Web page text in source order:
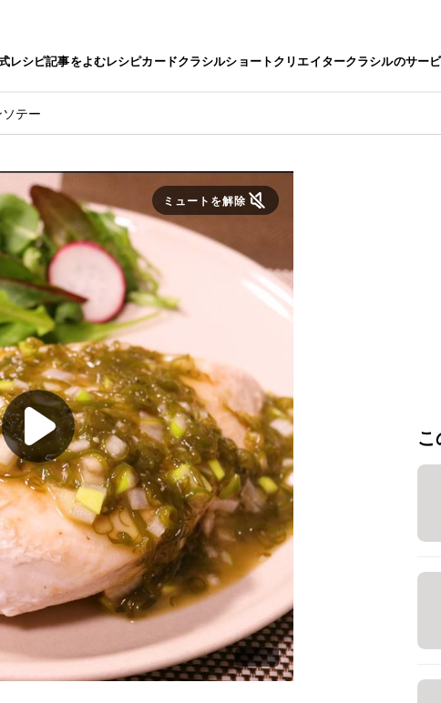
レシピ記事をよむレシピカードクラシルショートクリエイタークラシルのサー
テー
ミュートを解除